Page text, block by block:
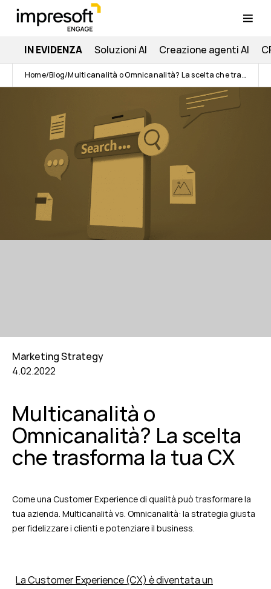
IN EVIDENZA Soluzioni AI Creazione agenti AI
Home Blog Multicanalità o Omnicanalità? La scelta che trasforma la tua CX
Marketing Strategy
4.02.2022
Multicanalità o
Omnicanalità? La scelta
che trasforma la tua CX
Come una Customer Experience di qualità può trasformare la
tua azienda. Multicanalità vs. Omnicanalità: la strategia giusta
per fidelizzare i clienti e potenziare il business.
La Customer Experience (CX) è diventata un